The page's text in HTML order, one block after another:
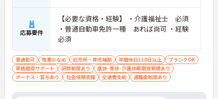
応募要件
【必要な資格・経験】 ・介護福祉士 必須
・普通自動車免許一種 あれば尚可 ・経験
必須
車通勤可 残業少なめ 託児所・育児補助 年間休日110日以上
ブランクOK
資格取得サポート
研修制度あり
産休･育休･介護休暇取得実績あり
ボーナス・賞与あり
社会保険完備 交通費支給 退職金制度あり